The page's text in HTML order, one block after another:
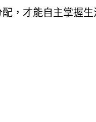
，才能自主掌握生